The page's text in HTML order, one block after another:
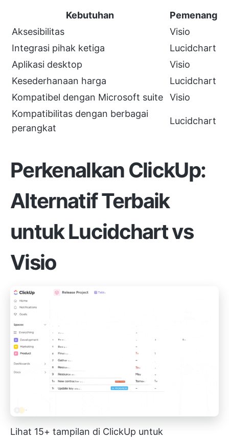
Kebutuhan
Pemenang
Aksesibilitas
Visio
Integrasi pihak ketiga
Lucidchart
Aplikasi desktop
Visio
Kesederhanaan harga
Lucidchart
Kompatibel dengan Microsoft suite
Visio
Kompatibilitas dengan berbagai
perangkat
Lucidchart
Perkenalkan ClickUp:
Alternatif Terbaik
untuk Lucidchart vs
Visio
Lihat 15+ tampilan di ClickUp untuk